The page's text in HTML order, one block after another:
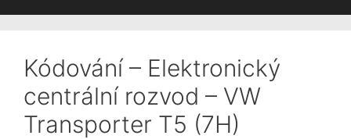
Kódování – Elektronický
centrální rozvod – VW
Transporter T5 (7H)